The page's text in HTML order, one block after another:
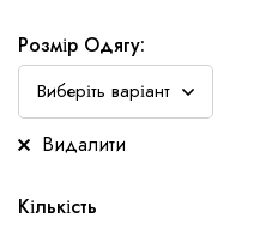
Розмір Одягу:
Видалити
Кількість